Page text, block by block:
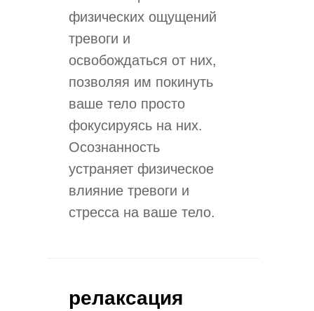
физических ощущений
тревоги и
освобождаться от них,
позволяя им покинуть
ваше тело просто
фокусируясь на них.
Осознанность
устраняет физическое
влияние тревоги и
стресса на ваше тело.
релаксация